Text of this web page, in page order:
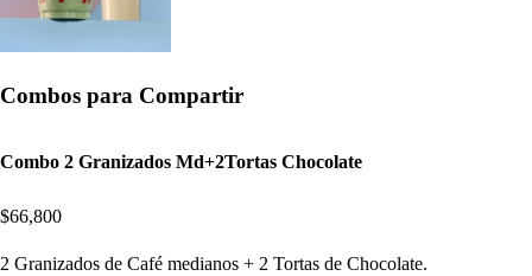
Combos para Compartir
Combo 2 Granizados Md+2Tortas Chocolate
$66,800
2 Granizados de Café medianos + 2 Tortas de Chocolate.